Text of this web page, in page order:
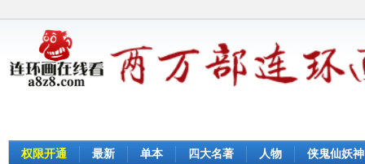
权限开通 最新 单本 四大名著 人物 侠鬼仙妖神